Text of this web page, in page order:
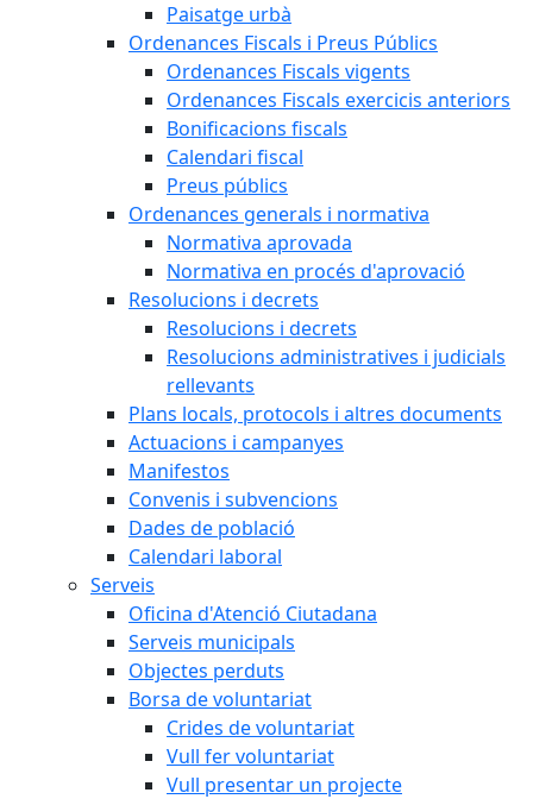
Paisatge urbà
Ordenances Fiscals i Preus Públics
Ordenances Fiscals vigents
Ordenances Fiscals exercicis anteriors
Bonificacions fiscals
Calendari fiscal
Preus públics
Ordenances generals i normativa
Normativa aprovada
Normativa en procés d'aprovació
Resolucions i decrets
Resolucions i decrets
Resolucions administratives i judicials
rellevants
Plans locals, protocols i altres documents
Actuacions i campanyes
Manifestos
Convenis i subvencions
Dades de població
Calendari laboral
Serveis
Oficina d'Atenció Ciutadana
Serveis municipals
Objectes perduts
Borsa de voluntariat
Crides de voluntariat
Vull fer voluntariat
Vull presentar un projecte